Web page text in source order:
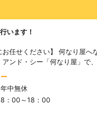
社では雪への対処だけでなく
前に屋根の補強修理をしたり
くと、もしものときにあわ
株式会社Rグループにぜひお任
います！
お任せください】 何なり屋へ
アンド・シー「何なり屋」で
客様の笑顔につながる心構え
自分の家だ」という心構えで
い、完成後に「良かった！」
んでます。どんな些細な事で
ー
年中無休
8：00～18：00